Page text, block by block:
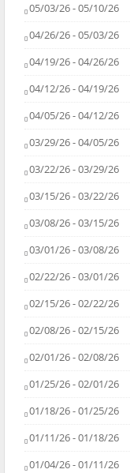
05/03/26 - 05/10/26
04/26/26 - 05/03/26
04/19/26 - 04/26/26
04/12/26 - 04/19/26
04/05/26 - 04/12/26
03/29/26 - 04/05/26
03/22/26 - 03/29/26
03/15/26 - 03/22/26
03/08/26 - 03/15/26
03/01/26 - 03/08/26
02/22/26 - 03/01/26
02/15/26 - 02/22/26
02/08/26 - 02/15/26
02/01/26 - 02/08/26
01/25/26 - 02/01/26
01/18/26 - 01/25/26
01/11/26 - 01/18/26
01/04/26 - 01/11/26